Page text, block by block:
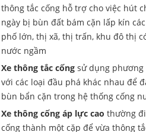
thông tắc cống hỗ trợ cho việc hút
ngày bị bùn đất bám cặn lấp kín
phố lớn, thị xã, thị trấn, khu đô thị
nước ngầm
Xe thông tắc cống sử dụng
với các loại đầu phá khác nhau để
bùn bẩn cặn trong hệ thống cống
Xe thông cống áp lực cao thường
cống thành một cặp để vừa thông